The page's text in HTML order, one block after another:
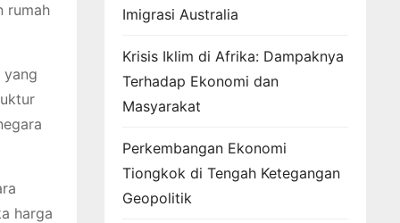
rumah
yang
harga
Imigrasi Australia
Krisis Iklim di Afrika: Dampaknya
Terhadap Ekonomi dan
Masyarakat
Perkembangan Ekonomi
Tiongkok di Tengah Ketegangan
Geopolitik